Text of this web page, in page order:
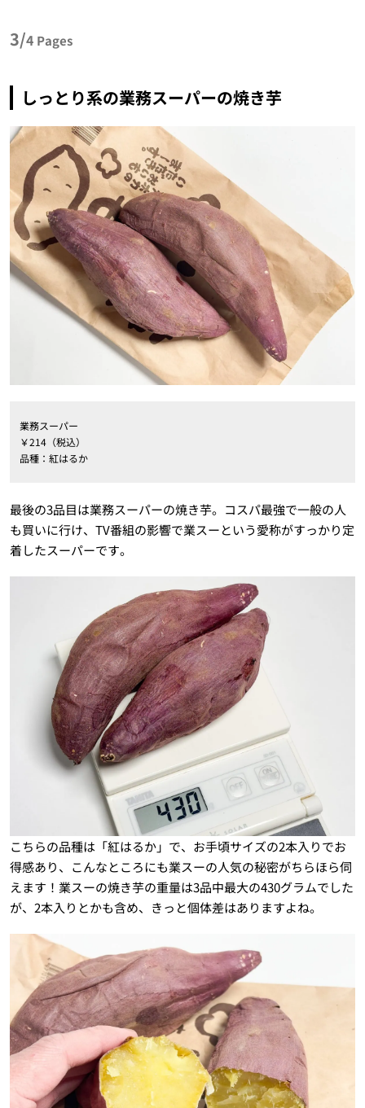
3/4 Pages
しっとり系の業務スーパーの焼き芋
業務スーパー
￥214（税込）
品種：紅はるか
最後の3品目は業務スーパーの焼き芋。コスパ最強で一般の人
も買いに行け、TV番組の影響で業スーという愛称がすっかり定
着したスーパーです。
こちらの品種は「紅はるか」で、お手頃サイズの2本入りでお
得感あり、こんなところにも業スーの人気の秘密がちらほら伺
えます！業スーの焼き芋の重量は3品中最大の430グラムでした
が、2本入りとかも含め、きっと個体差はありますよね。